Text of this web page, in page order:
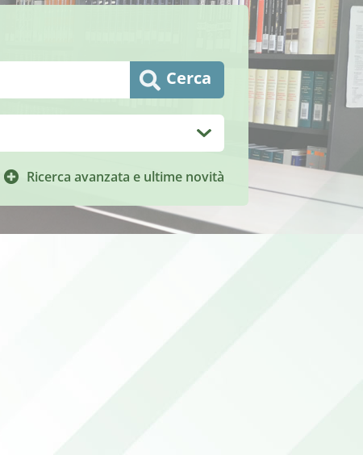
Cerca
Ricerca avanzata e ultime novità